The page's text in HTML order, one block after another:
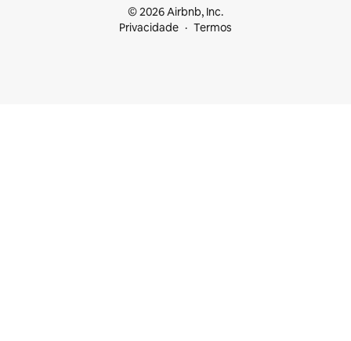
© 2026 Airbnb, Inc.
Privacidade
Termos